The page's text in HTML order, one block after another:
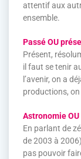
attentif aux
ensemble.
Passé OU
Présent,
il faut se tenir
l’avenir, on a
productions,
Astronomie
En parlant de
de 2003 à
pas pouvoir